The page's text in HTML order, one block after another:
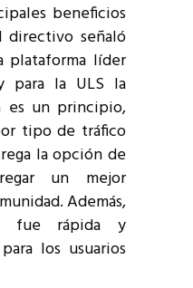
beneficios
directivo señaló
plataforma líder
para la ULS la
es un principio,
tipo de tráfico
la opción de
un mejor
Además,
fue rápida y
los usuarios